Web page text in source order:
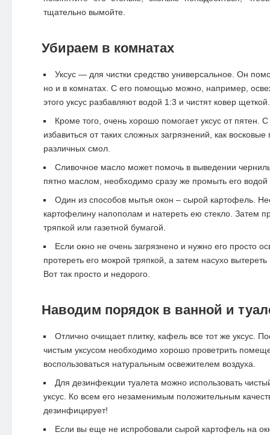
тщательно вымойте.
Убираем в комнатах
Уксус — для чистки средство универсальное. Он
но и в комнатах. С его помощью можно, например,
этого уксус разбавляют водой 1:3 и чистят коверщеткой.
Кроме того, очень хорошо помогает уксус от пятен.
избавиться от таких сложных загрязнений, как восковые
различных смол.
Сливочное масло может помочь в выведении
пятно маслом, необходимо сразу же промыть его
Один из способов мытья окон – сырой картофель.
картофелину напополам и натереть ею стекло. Затем
тряпкой или газетной бумагой.
Если окно не очень загрязнено и нужно его просто
протереть его мокрой тряпкой, а затем насухо
Вот так просто и недорого.
Наводим порядок в ванной и
Отлично очищает плитку, кафель все тот же уксус.
чистым уксусом необходимо хорошо проветрить
воспользоваться натуральным освежителем воздуха.
Для дезинфекции туалета можно использовать
уксус. Ко всем его незаменимым положительным
дезинфицирует!
Если вы еще не испробовали сырой картофель на